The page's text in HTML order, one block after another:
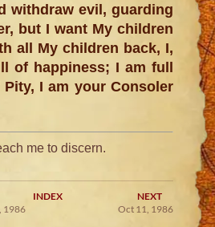
withdraw evil, guarding
but I want My children
all My children back, I,
of happiness; I am full
I am your Consoler
me to discern.
INDEX
NEXT
1986
Oct 11, 1986